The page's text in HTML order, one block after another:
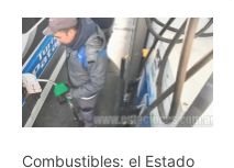
Combustibles: el Estado